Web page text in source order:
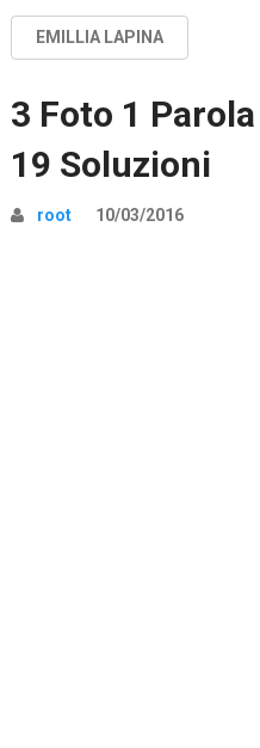
EMILLIA LAPINA
3 Foto 1
19 Soluzioni
root 10/03/2016